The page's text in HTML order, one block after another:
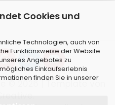
Cookies und
Technologien, auch von
Funktionsweise der Website
Angebotes zu
Einkaufserlebnis
finden Sie in unserer
© 2026 | Template von